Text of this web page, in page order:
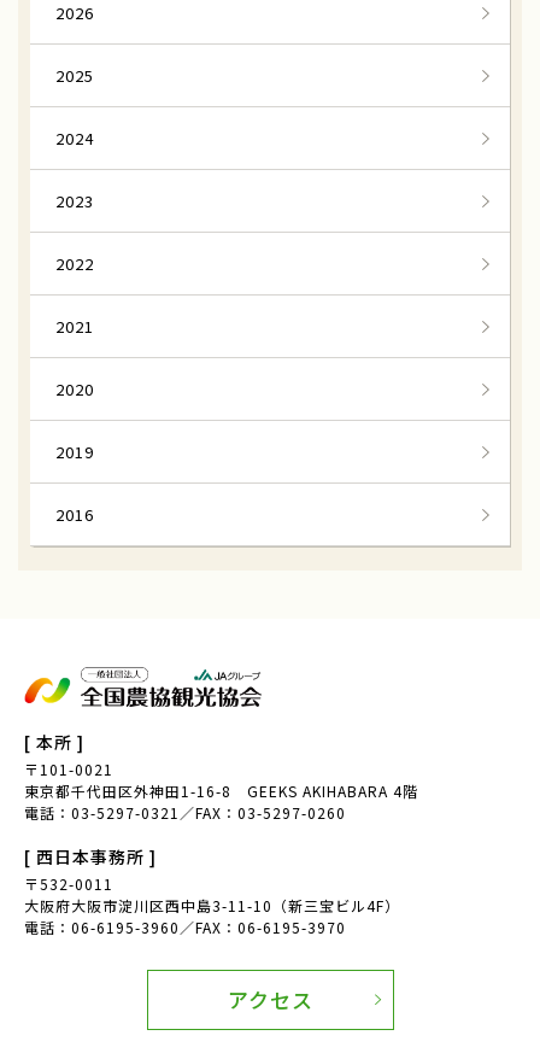
2026
2025
2024
2023
2022
2021
2020
2019
2016
[ 本所 ]
〒101-0021
東京都千代田区外神田1-16-8 GEEKS AKIHABARA 4階
電話：03-5297-0321／FAX：03-5297-0260
[ 西日本事務所 ]
〒532-0011
大阪府大阪市淀川区西中島3-11-10（新三宝ビル4F）
電話：06-6195-3960／FAX：06-6195-3970
アクセス